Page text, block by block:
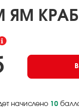
ЯМ
начислено 10